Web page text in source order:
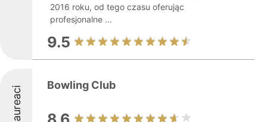
2016 roku, od tego czasu oferując
profesjonalne ...
9.5
Laureaci Bowling Club